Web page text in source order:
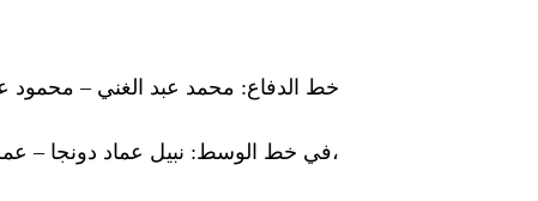
خط الدفاع: محمد عبد الغني – محمود
،في خط الوسط: نبيل عماد دونجا –